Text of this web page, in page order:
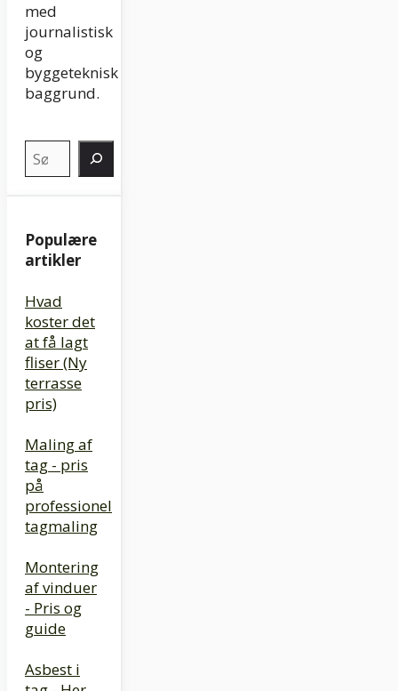
med
journalistisk
og
byggeteknisk
baggrund.
Søg
Populære
artikler
Hvad
koster det
at få lagt
fliser (Ny
terrasse
pris)
Maling af
tag - pris
på
professionel
tagmaling
Montering
af vinduer
- Pris og
guide
Asbest i